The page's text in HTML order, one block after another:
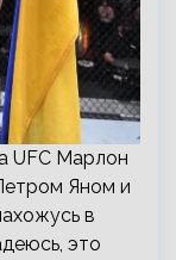
UFC Марлон
Яном и
в
это